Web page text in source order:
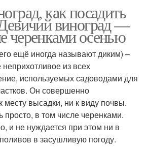
как посадить
виноград —
черенками осенью
ещё иногда называют диким) –
из всех
используемых садоводами для
Он совершенно
месту высадки, ни к виду почвы.
просто, в том числе черенками.
и не нуждается при этом ни в
в засушливую погоду.